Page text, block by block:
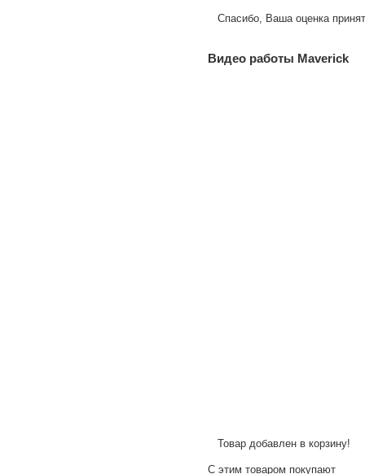
Спасибо, Ваша оценка
Видео работы Maverick
Товар добавлен в корзину!
С этим товаром покупают